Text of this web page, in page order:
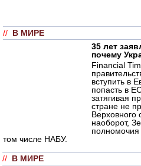
// В МИРЕ
35 лет
почему
Financial
вступить в
попасть в
затягивая
стране не
Верховного
наоборот,
полномочия
том числе НАБУ.
// В МИРЕ